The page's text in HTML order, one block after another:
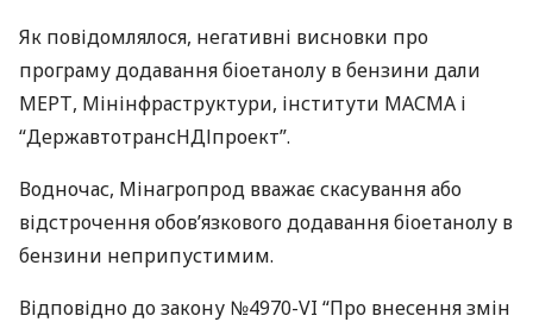
Як повідомлялося, негативні висновки про
програму додавання біоетанолу в бензини дали
МЕРТ, Мінінфраструктури, інститути МАСМА і
“ДержавтотрансНДІпроект”.
Водночас, Мінагропрод вважає скасування або
відстрочення обов’язкового додавання біоетанолу в
бензини неприпустимим.
Відповідно до закону №4970-VI “Про внесення змін